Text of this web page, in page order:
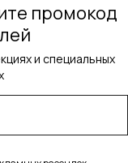
промокод
и специальных